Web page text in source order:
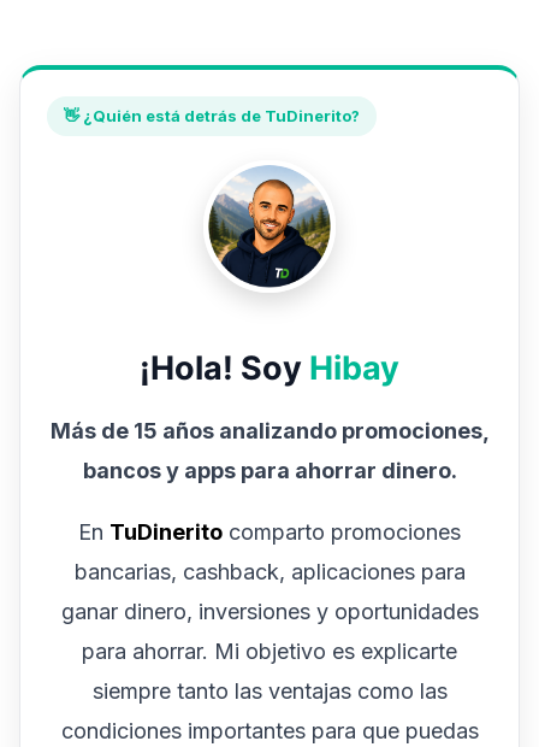
👋 ¿Quién está detrás de TuDinerito?
¡Hola! Soy Hibay
Más de 15 años analizando promociones,
bancos y apps para ahorrar dinero.
En TuDinerito comparto promociones
bancarias, cashback, aplicaciones para
ganar dinero, inversiones y oportunidades
para ahorrar. Mi objetivo es explicarte
siempre tanto las ventajas como las
condiciones importantes para que puedas